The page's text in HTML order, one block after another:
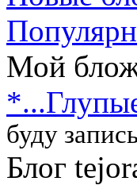
Мой
буду
Блог